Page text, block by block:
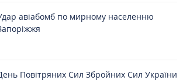
авіабомб по мирному населенню
Повітряних Сил Збройних Сил України